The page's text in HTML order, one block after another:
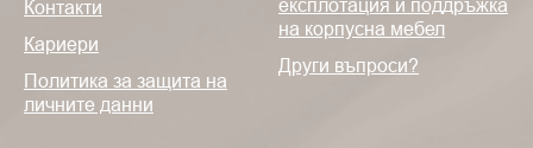
Контакти
Кариери
Политика за защита на
личните данни
на корпусна мебел
Други въпроси?